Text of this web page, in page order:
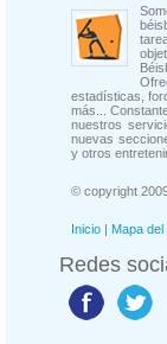
estadísticas,
más...
nuestros
nuevas
y otros
© copyright
Inicio | Mapa del
Redes